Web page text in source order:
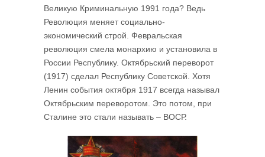
Великую Криминальную 1991 года? Ведь
Революция меняет социально-
экономический строй. Февральская
революция смела монархию и установила в
России Республику. Октябрьский переворот
(1917) сделал Республику Советской. Хотя
Ленин события октября 1917 всегда называл
Октябрьским переворотом. Это потом, при
Сталине это стали называть – ВОСР.